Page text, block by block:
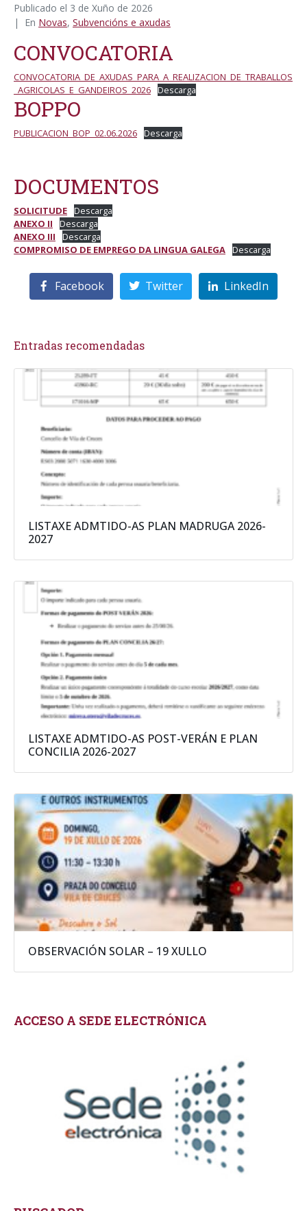
Publicado el 3 de Xuño de 2026
En Novas, Subvencións e axudas
CONVOCATORIA
CONVOCATORIA_DE_AXUDAS_PARA_A_REALIZACION_DE_TRABALLOS
_AGRICOLAS_E_GANDEIROS_2026 Descarga
BOPPO
PUBLICACION_BOP_02.06.2026 Descarga
DOCUMENTOS
SOLICITUDE Descarga
ANEXO II
Descarga
ANEXO III
Descarga
COMPROMISO DE EMPREGO DA LINGUA GALEGA Descarga
Facebook Twitter LinkedIn
Entradas recomendadas
LISTAXE ADMTIDO-AS PLAN MADRUGA 2026-
2027
LISTAXE ADMTIDO-AS POST-VERÁN E PLAN
CONCILIA 2026-2027
OBSERVACIÓN SOLAR – 19 XULLO
ACCESO A SEDE ELECTRÓNICA